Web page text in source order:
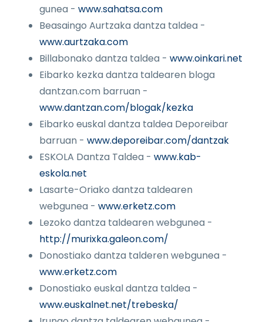
gunea - www.sahatsa.com
Beasaingo Aurtzaka dantza taldea -
www.aurtzaka.com
Billabonako dantza taldea - www.oinkari.net
Eibarko kezka dantza taldearen bloga
dantzan.com barruan -
www.dantzan.com/blogak/kezka
Eibarko euskal dantza taldea Deporeibar
barruan - www.deporeibar.com/dantzak
ESKOLA Dantza Taldea - www.kab-
eskola.net
Lasarte-Oriako dantza taldearen
webgunea - www.erketz.com
Lezoko dantza taldearen webgunea -
http://murixka.galeon.com/
Donostiako dantza talderen webgunea -
www.erketz.com
Donostiako euskal dantza taldea -
www.euskalnet.net/trebeska/